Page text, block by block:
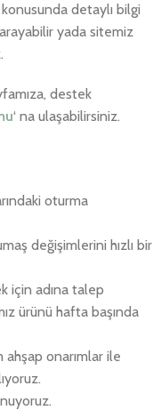
konusunda detaylı bilgi
yada sitemiz
destek
‘ na ulaşabilirsiniz.
oturma
değişimlerini hızlı bir
için adına talep
ürünü hafta başında
onarımlar ile